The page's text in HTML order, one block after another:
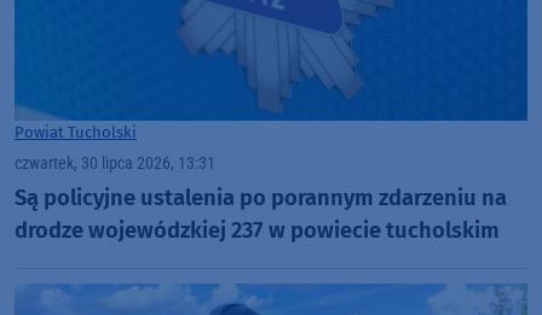
Powiat Tucholski
czwartek, 30 lipca 2026, 13:31
Są policyjne ustalenia po porannym zdarzeniu na
drodze wojewódzkiej 237 w powiecie tucholskim